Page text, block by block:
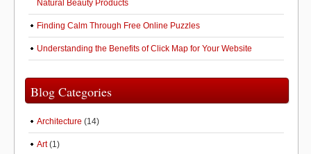
Natural Beauty Products
Finding Calm Through Free Online Puzzles
Understanding the Benefits of Click Map for Your Website
Blog Categories
Architecture (14)
Art(1)